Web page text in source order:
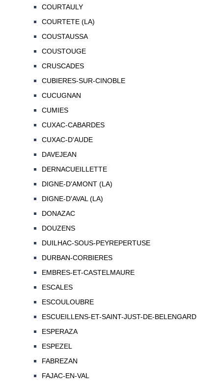
COURTAULY
COURTETE (LA)
COUSTAUSSA
COUSTOUGE
CRUSCADES
CUBIERES-SUR-CINOBLE
CUCUGNAN
CUMIES
CUXAC-CABARDES
CUXAC-D'AUDE
DAVEJEAN
DERNACUEILLETTE
DIGNE-D'AMONT (LA)
DIGNE-D'AVAL (LA)
DONAZAC
DOUZENS
DUILHAC-SOUS-PEYREPERTUSE
DURBAN-CORBIERES
EMBRES-ET-CASTELMAURE
ESCALES
ESCOULOUBRE
ESCUEILLENS-ET-SAINT-JUST-DE-BELENGARD
ESPERAZA
ESPEZEL
FABREZAN
FAJAC-EN-VAL